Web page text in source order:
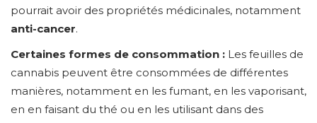
pourrait avoir des propriétés médicinales, notamment
anti-cancer.
Certaines formes de consommation : Les feuilles de
cannabis peuvent être consommées de différentes
manières, notamment en les fumant, en les vaporisant,
en en faisant du thé ou en les utilisant dans des